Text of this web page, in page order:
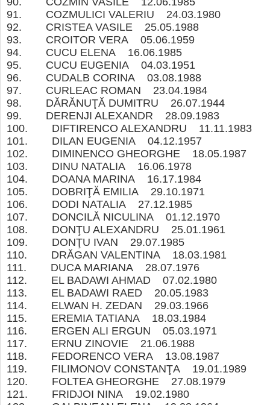
91. COZMULICI VALERIU 24.03.1980
92. CRISTEA VASILE 25.05.1988
93. CROITOR VERA 05.06.1959
94. CUCU ELENA 16.06.1985
95. CUCU EUGENIA 04.03.1951
96. CUDALB CORINA 03.08.1988
97. CURLEAC ROMAN 23.04.1984
98. DĂRĂNUŢĂ DUMITRU 26.07.1944
99. DERENJI ALEXANDR 28.09.1983
100. DIFTIRENCO ALEXANDRU
101. DILAN EUGENIA 04.12.1957
102. DIMINENCO GHEORGHE 18.05.1987
103. DINU NATALIA 16.06.1978
104. DOANA MARINA 16.17.1984
105. DOBRIŢĂ EMILIA 29.10.1971
106. DODI NATALIA 27.12.1985
107. DONCILĂ NICULINA 01.12.1970
108. DONŢU ALEXANDRU 25.01.1961
109. DONŢU IVAN 29.07.1985
110. DRĂGAN VALENTINA 18.03.1981
111. DUCA MARIANA 28.07.1976
112. EL BADAWI AHMAD 07.02.1980
113. EL BADAWI RAED 20.05.1983
114. ELWAN H. ZEDAN 29.03.1966
115. EREMIA TATIANA 18.03.1984
116. ERGEN ALI ERGUN 05.03.1971
117. ERNU ZINOVIE 21.06.1988
118. FEDORENCO VERA 13.08.1987
119. FILIMONOV CONSTANŢA 19.01.1989
120. FOLTEA GHEORGHE 27.08.1979
121. FRIDJOI NINA 19.02.1980